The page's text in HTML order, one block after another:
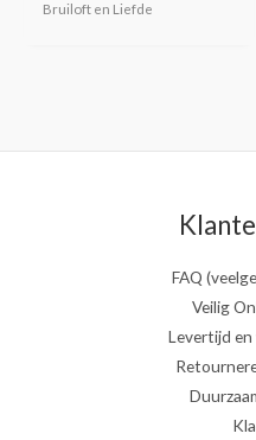
Bruiloft en Liefde
FAQ
Veilig
Levertijd